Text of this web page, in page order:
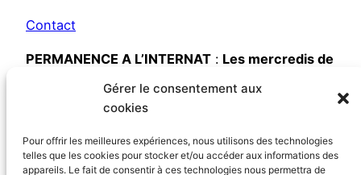
Gérer le consentement aux
cookies
Pour offrir les meilleures expériences, nous utilisons des technologies
telles que les cookies pour stocker et/ou accéder aux informations des
appareils. Le fait de consentir à ces technologies nous permettra de
Contact
PERMANENCE A L’INTERNAT : Les mercredis de
Venez rencontrer Adrien Dupouy-Manescau,
votre conseiller (05 57 59 09 34 /adrien.dupouy-
manescau@lcl.com)et Guillaume Debat, Directeur